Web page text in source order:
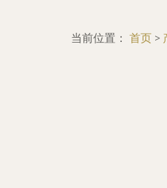
当前位置： 首页 >